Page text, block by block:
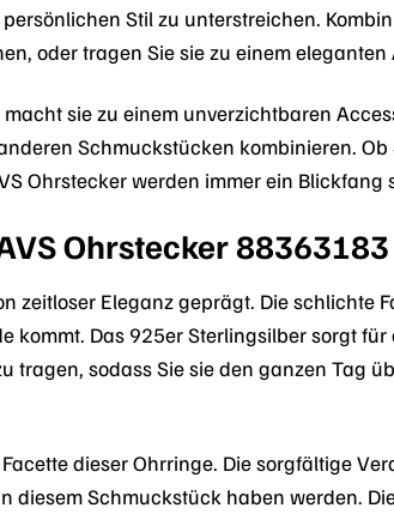
Stil zu unterstreichen.
oder tragen Sie sie zu einem
sie zu einem unverzichtbaren
Schmuckstücken kombinieren.
Ohrstecker werden immer ein Blickfang
Ohrstecker
zeitloser Eleganz geprägt. Die
kommt. Das 925er Sterlingsilber sorgt
tragen, sodass Sie sie den ganzen Tag
dieser Ohrringe. Die sorgfältige
diesem Schmuckstück haben werden.